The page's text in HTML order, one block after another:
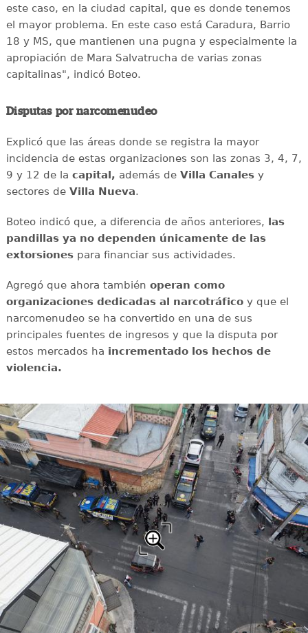
este caso, en la ciudad capital, que es donde tenemos
el mayor problema. En este caso está Caradura, Barrio
18 y MS, que mantienen una pugna y especialmente la
apropiación de Mara Salvatrucha de varias zonas
capitalinas", indicó Boteo.
Disputas por narcomenudeo
Explicó que las áreas donde se registra la mayor
incidencia de estas organizaciones son las zonas 3, 4, 7,
9 y 12 de la capital, además de Villa Canalesy
sectores de Villa Nueva.
Boteo indicó que, a diferencia de años anteriores, las
pandillas ya no dependen únicamente de las
extorsionespara financiar sus actividades.
Agregó que ahora también operan como
organizaciones dedicadas al narcotráficoy que el
narcomenudeo se ha convertido en una de sus
principales fuentes de ingresos y que la disputa por
estos mercados ha incrementado los hechos de
violencia.